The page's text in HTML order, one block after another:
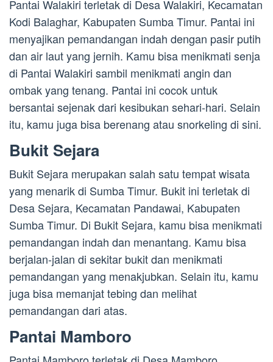
Pantai Walakiri terletak di Desa Walakiri, Kecamatan
Kodi Balaghar, Kabupaten Sumba Timur. Pantai ini
menyajikan pemandangan indah dengan pasir putih
dan air laut yang jernih. Kamu bisa menikmati senja
di Pantai Walakiri sambil menikmati angin dan
ombak yang tenang. Pantai ini cocok untuk
bersantai sejenak dari kesibukan sehari-hari. Selain
itu, kamu juga bisa berenang atau snorkeling di sini.
Bukit Sejara
Bukit Sejara merupakan salah satu tempat wisata
yang menarik di Sumba Timur. Bukit ini terletak di
Desa Sejara, Kecamatan Pandawai, Kabupaten
Sumba Timur. Di Bukit Sejara, kamu bisa menikmati
pemandangan indah dan menantang. Kamu bisa
berjalan-jalan di sekitar bukit dan menikmati
pemandangan yang menakjubkan. Selain itu, kamu
juga bisa memanjat tebing dan melihat
pemandangan dari atas.
Pantai Mamboro